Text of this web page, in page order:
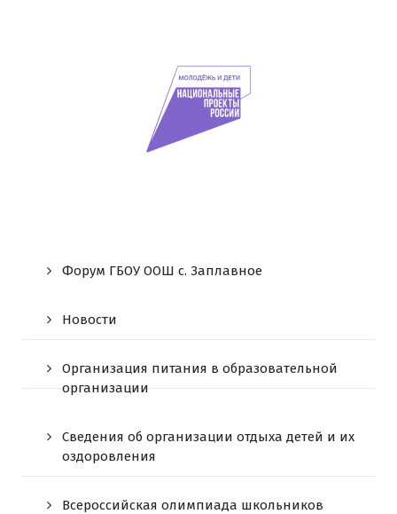
Форум ГБОУ ООШ c. Заплавное
Новости
Организация питания в образовательной
организации
Сведения об организации отдыха детей и их
оздоровления
Всероссийская олимпиада школьников